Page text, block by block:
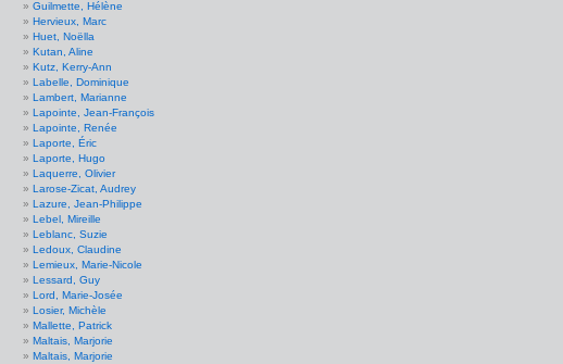
Guilmette, Hélène
Hervieux, Marc
Huet, Noëlla
Kutan, Aline
Kutz, Kerry-Ann
Labelle, Dominique
Lambert, Marianne
Lapointe, Jean-François
Lapointe, Renée
Laporte, Éric
Laporte, Hugo
Laquerre, Olivier
Larose-Zicat, Audrey
Lazure, Jean-Philippe
Lebel, Mireille
Leblanc, Suzie
Ledoux, Claudine
Lemieux, Marie-Nicole
Lessard, Guy
Lord, Marie-Josée
Losier, Michèle
Mallette, Patrick
Maltais, Marjorie
Maltais, Marjorie